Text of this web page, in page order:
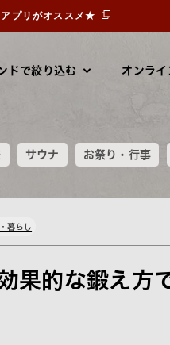
ドで絞り込む オンラ
サウナ お祭り・行事
プリがオススメ★
暮らし
果的な鍛え方